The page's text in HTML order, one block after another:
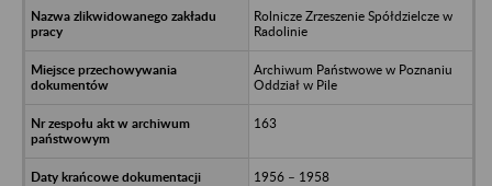
Rolnicze Zrzeszenie Spółdzielcze w
Radolinie
Archiwum Państwowe w Poznaniu
Oddział w Pile
163
1956 – 1958